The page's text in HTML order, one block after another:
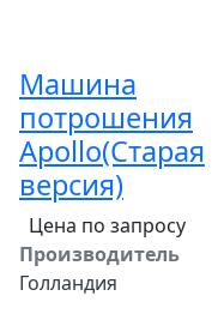
Машина
потрошения
Apollo(Старая
версия)
Цена по запросу
Производитель
Голландия